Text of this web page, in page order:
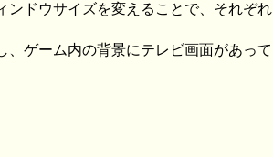
ンドウサイズを変えることで、それぞれ
ゲーム内の背景にテレビ画面があって